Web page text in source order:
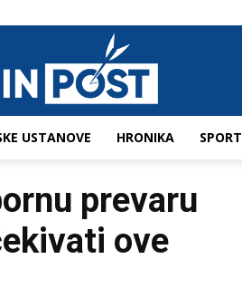
USTANOVE HRONIKA SPORT
prevaru
ove